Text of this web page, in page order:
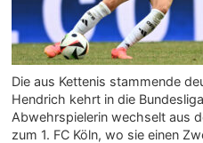
Die aus Kettenis stammende
Hendrich kehrt in die
Abwehrspielerin wechselt aus
zum 1. FC Köln, wo sie einen